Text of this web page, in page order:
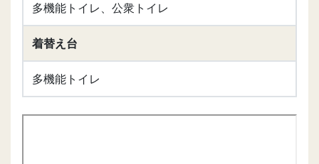
多機能トイレ、公衆トイレ
着替え台
多機能トイレ